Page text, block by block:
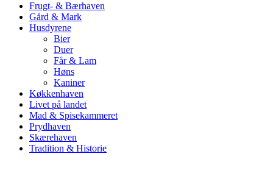
Frugt- & Bærhaven
Gård & Mark
Husdyrene
Bier
Duer
Får & Lam
Høns
Kaniner
Køkkenhaven
Livet på landet
Mad & Spisekammeret
Prydhaven
Skærehaven
Tradition & Historie